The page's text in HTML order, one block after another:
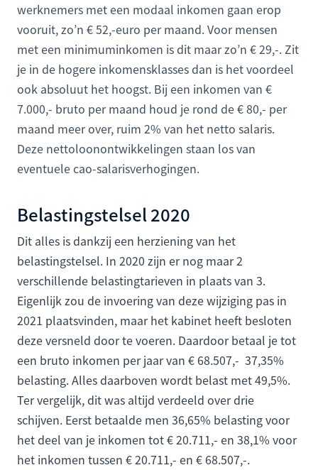
werknemers met een modaal inkomen gaan erop
vooruit, zo’n € 52,-euro per maand. Voor mensen
met een minimuminkomen is dit maar zo’n € 29,-. Zit
je in de hogere inkomensklasses dan is het voordeel
ook absoluut het hoogst. Bij een inkomen van €
7.000,- bruto per maand houd je rond de € 80,- per
maand meer over, ruim 2% van het netto salaris.
Deze nettoloonontwikkelingen staan los van
eventuele cao-salarisverhogingen.
Belastingstelsel 2020
Dit alles is dankzij een herziening van het
belastingstelsel. In 2020 zijn er nog maar 2
verschillende belastingtarieven in plaats van 3.
Eigenlijk zou de invoering van deze wijziging pas in
2021 plaatsvinden, maar het kabinet heeft besloten
deze versneld door te voeren. Daardoor betaal je tot
een bruto inkomen per jaar van € 68.507,- 37,35%
belasting. Alles daarboven wordt belast met 49,5%.
Ter vergelijk, dit was altijd verdeeld over drie
schijven. Eerst betaalde men 36,65% belasting voor
het deel van je inkomen tot € 20.711,- en 38,1% voor
het inkomen tussen € 20.711,- en € 68.507,-.